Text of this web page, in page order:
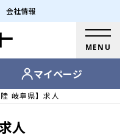
会社情報
MENU
マイページ
陸 岐阜県】求人
人